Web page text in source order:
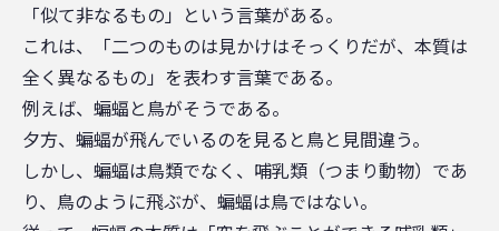
「似て非なるもの」という言葉がある。
これは、「二つのものは見かけはそっくりだが、本質は
全く異なるもの」を表わす言葉である。
例えば、蝙蝠と鳥がそうである。
夕方、蝙蝠が飛んでいるのを見ると鳥と見間違う。
しかし、蝙蝠は鳥類でなく、哺乳類（つまり動物）であ
り、鳥のように飛ぶが、蝙蝠は鳥ではない。